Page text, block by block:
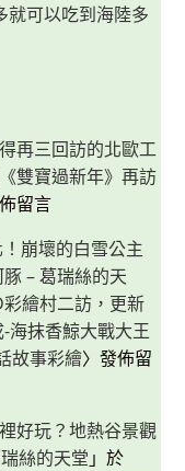
就可以吃到海陸多
再三回訪的北歐工
《雙寶過新年》再訪
留言
崩壞的白雪公主
– 葛瑞絲的天
彩繪村二訪，更新
海抹香鯨大戰大王
故事彩繪〉發佈留
好玩？地熱谷景觀
絲的天堂 」於